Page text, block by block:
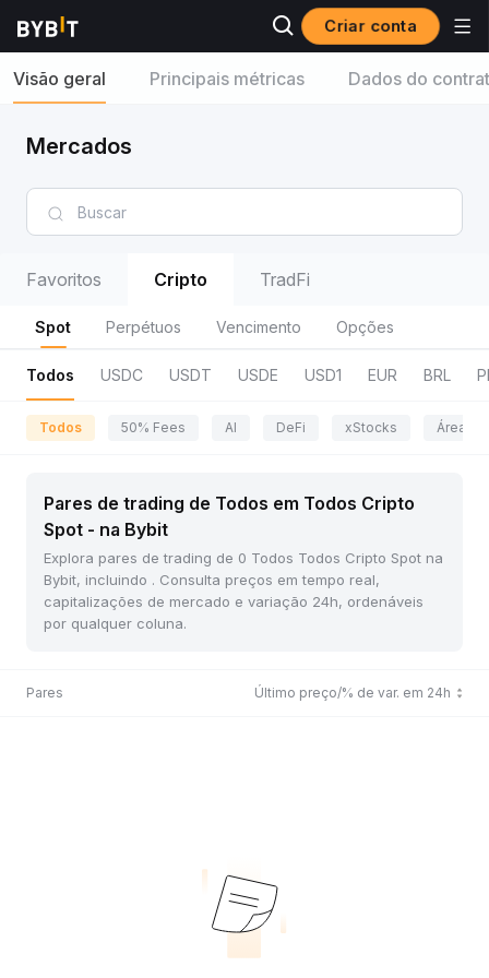
Criar conta
Visão geral Principais métricas Dados do
Mercados
Favoritos Cripto TradFi
Spot Perpétuos Vencimento Opções
Todos USDC USDT USDE USD1 EUR BRL
Todos 50% Fees AI DeFi xStocks Área da
Pares de trading de Todos em Todos Cripto
Spot - na Bybit
Explora pares de trading de 0 Todos Todos Cripto Spot na
Bybit, incluindo . Consulta preços em tempo real,
capitalizações de mercado e variação 24h, ordenáveis
por qualquer coluna.
Pares Último preço/% de var. em 24h